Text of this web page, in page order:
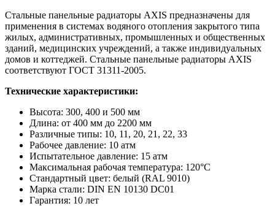
Стальные панельные радиаторы AXIS предназначены для
применения в системах водяного отопления закрытого типа
жилых, административных, промышленных и общественных
зданий, медицинских учреждений, а также индивидуальных
домов и коттеджей. Стальные панельные радиаторы AXIS
соответствуют ГОСТ 31311-2005.
Технические характеристики:
Высота: 300, 400 и 500 мм
Длина: от 400 мм до 2200 мм
Различные типы: 10, 11, 20, 21, 22, 33
Рабочее давление: 10 атм
Испытательное давление: 15 атм
Максимальная рабочая температура: 120°C
Стандартный цвет: белый (RAL 9010)
Марка стали: DIN EN 10130 DC01
Гарантия: 10 лет